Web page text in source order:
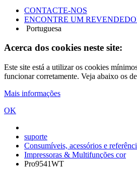
CONTACTE-NOS
ENCONTRE UM
Portuguesa
Acerca dos cookies neste site:
Este site está a utilizar os cookies
funcionar corretamente. Veja abaixo os
Mais informações
OK
suporte
Consumíveis, acessórios e
Impressoras & Multifunções cor
Pro9541WT